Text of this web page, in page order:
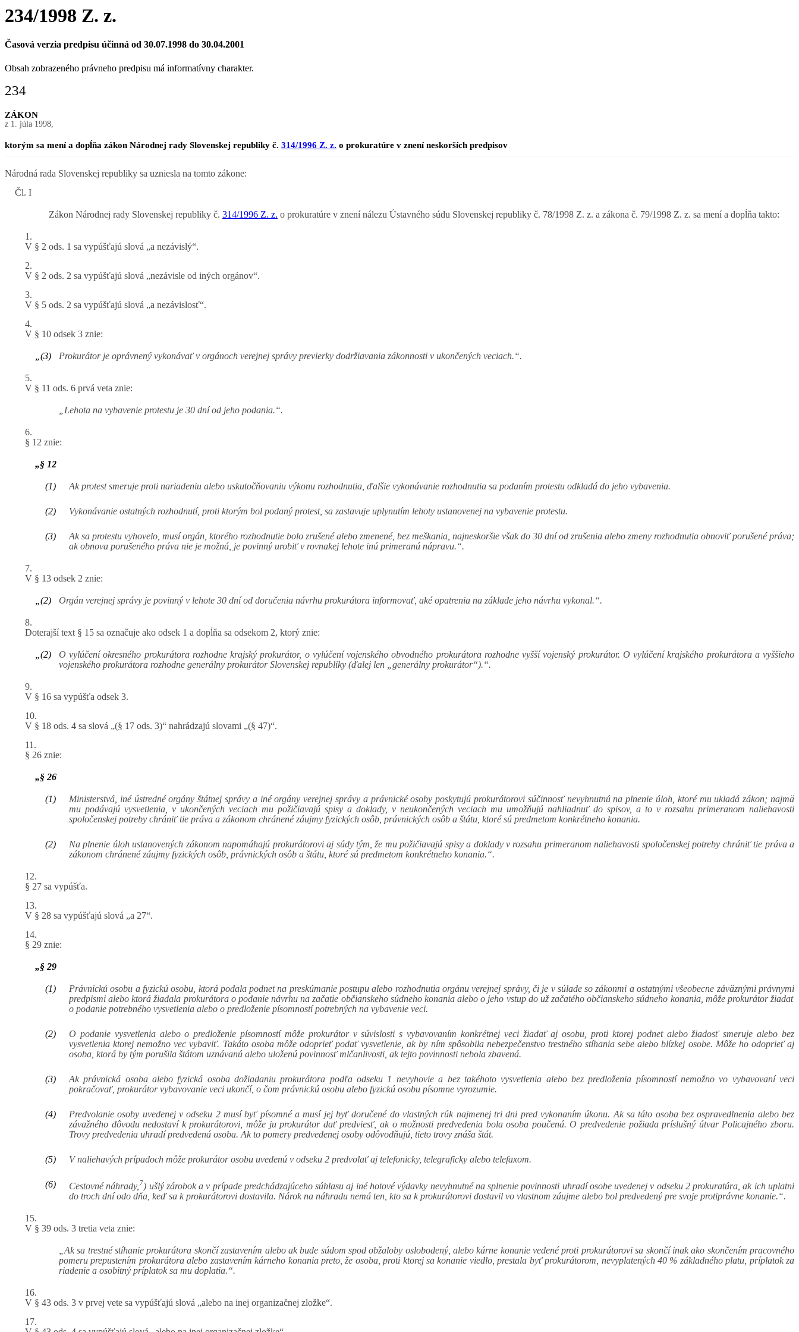
234/1998 Z. z.
Časová verzia predpisu účinná od 30.07.1998 do 30.04.2001
Obsah zobrazeného právneho predpisu má informatívny charakter.
234
ZÁKON
z 1. júla 1998,
ktorým sa mení a dopĺňa zákon Národnej rady Slovenskej republiky č. 314/1996 Z. z. o prokuratúre v znení neskorších predpisov
Národná rada Slovenskej republiky sa uzniesla na tomto zákone:
Čl. I
Zákon Národnej rady Slovenskej republiky č. 314/1996 Z. z. o prokuratúre v znení nálezu Ústavného súdu Slovenskej republiky č. 78/1998 Z. z. a zákona č. 79/1998 Z. z. sa mení a dopĺňa takto:
1.
V § 2 ods. 1 sa vypúšťajú slová „a nezávislý“.
2.
V § 2 ods. 2 sa vypúšťajú slová „nezávisle od iných orgánov“.
3.
V § 5 ods. 2 sa vypúšťajú slová „a nezávislosť“.
4.
V § 10 odsek 3 znie:
„(3) Prokurátor je oprávnený vykonávať v orgánoch verejnej správy previerky dodržiavania zákonnosti v ukončených veciach.“.
5.
V § 11 ods. 6 prvá veta znie:
„Lehota na vybavenie protestu je 30 dní od jeho podania.“.
6.
§ 12 znie:
„§ 12
(1) Ak protest smeruje proti nariadeniu alebo uskutočňovaniu výkonu rozhodnutia, ďalšie vykonávanie rozhodnutia sa podaním protestu odkladá do jeho vybavenia.
(2) Vykonávanie ostatných rozhodnutí, proti ktorým bol podaný protest, sa zastavuje uplynutím lehoty ustanovenej na vybavenie protestu.
(3)
Ak sa protestu vyhovelo, musí orgán, ktorého rozhodnutie bolo zrušené alebo zmenené, bez meškania, najneskoršie však do 30 dní od zrušenia alebo zmeny rozhodnutia obnoviť porušené práva;
ak obnova porušeného práva nie je možná, je povinný urobiť v rovnakej lehote inú primeranú nápravu.“.
7.
V § 13 odsek 2 znie:
„(2) Orgán verejnej správy je povinný v lehote 30 dní od doručenia návrhu prokurátora informovať, aké opatrenia na základe jeho návrhu vykonal.“.
8.
Doterajší text § 15 sa označuje ako odsek 1 a dopĺňa sa odsekom 2, ktorý znie:
„(2)
O vylúčení okresného prokurátora rozhodne krajský prokurátor, o vylúčení vojenského obvodného prokurátora rozhodne vyšší vojenský prokurátor. O vylúčení krajského prokurátora a vyššieho
vojenského prokurátora rozhodne generálny prokurátor Slovenskej republiky (ďalej len „generálny prokurátor“).“.
9.
V § 16 sa vypúšťa odsek 3.
10.
V § 18 ods. 4 sa slová „(§ 17 ods. 3)“ nahrádzajú slovami „(§ 47)“.
11.
§ 26 znie:
„§ 26
(1)
Ministerstvá, iné ústredné orgány štátnej správy a iné orgány verejnej správy a právnické osoby poskytujú prokurátorovi súčinnosť nevyhnutnú na plnenie úloh, ktoré mu ukladá zákon; najmä
mu podávajú vysvetlenia, v ukončených veciach mu požičiavajú spisy a doklady, v neukončených veciach mu umožňujú nahliadnuť do spisov, a to v rozsahu primeranom naliehavosti
spoločenskej potreby chrániť tie práva a zákonom chránené záujmy fyzických osôb, právnických osôb a štátu, ktoré sú predmetom konkrétneho konania.
(2)
Na plnenie úloh ustanovených zákonom napomáhajú prokurátorovi aj súdy tým, že mu požičiavajú spisy a doklady v rozsahu primeranom naliehavosti spoločenskej potreby chrániť tie práva a
zákonom chránené záujmy fyzických osôb, právnických osôb a štátu, ktoré sú predmetom konkrétneho konania.“.
12.
§ 27 sa vypúšťa.
13.
V § 28 sa vypúšťajú slová „a 27“.
14.
§ 29 znie:
„§ 29
(1)
Právnickú osobu a fyzickú osobu, ktorá podala podnet na preskúmanie postupu alebo rozhodnutia orgánu verejnej správy, či je v súlade so zákonmi a ostatnými všeobecne záväznými právnymi
predpismi alebo ktorá žiadala prokurátora o podanie návrhu na začatie občianskeho súdneho konania alebo o jeho vstup do už začatého občianskeho súdneho konania, môže prokurátor žiadať
o podanie potrebného vysvetlenia alebo o predloženie písomností potrebných na vybavenie veci.
(2)
O podanie vysvetlenia alebo o predloženie písomností môže prokurátor v súvislosti s vybavovaním konkrétnej veci žiadať aj osobu, proti ktorej podnet alebo žiadosť smeruje alebo bez
vysvetlenia ktorej nemožno vec vybaviť. Takáto osoba môže odoprieť podať vysvetlenie, ak by ním spôsobila nebezpečenstvo trestného stíhania sebe alebo blízkej osobe. Môže ho odoprieť aj
osoba, ktorá by tým porušila štátom uznávanú alebo uloženú povinnosť mlčanlivosti, ak tejto povinnosti nebola zbavená.
(3)
Ak právnická osoba alebo fyzická osoba dožiadaniu prokurátora podľa odseku 1 nevyhovie a bez takéhoto vysvetlenia alebo bez predloženia písomností nemožno vo vybavovaní veci
pokračovať, prokurátor vybavovanie veci ukončí, o čom právnickú osobu alebo fyzickú osobu písomne vyrozumie.
(4)
Predvolanie osoby uvedenej v odseku 2 musí byť písomné a musí jej byť doručené do vlastných rúk najmenej tri dni pred vykonaním úkonu. Ak sa táto osoba bez ospravedlnenia alebo bez
závažného dôvodu nedostaví k prokurátorovi, môže ju prokurátor dať predviesť, ak o možnosti predvedenia bola osoba poučená. O predvedenie požiada príslušný útvar Policajného zboru.
Trovy predvedenia uhradí predvedená osoba. Ak to pomery predvedenej osoby odôvodňujú, tieto trovy znáša štát.
(5) V naliehavých prípadoch môže prokurátor osobu uvedenú v odseku 2 predvolať aj telefonicky, telegraficky alebo telefaxom.
(6) Cestovné náhrady, 7) ušlý zárobok a v prípade predchádzajúceho súhlasu aj iné hotové výdavky nevyhnutné na splnenie povinnosti uhradí osobe uvedenej v odseku 2 prokuratúra, ak ich uplatní
do troch dní odo dňa, keď sa k prokurátorovi dostavila. Nárok na náhradu nemá ten, kto sa k prokurátorovi dostavil vo vlastnom záujme alebo bol predvedený pre svoje protiprávne konanie.“.
15.
V § 39 ods. 3 tretia veta znie:
„Ak sa trestné stíhanie prokurátora skončí zastavením alebo ak bude súdom spod obžaloby oslobodený, alebo kárne konanie vedené proti prokurátorovi sa skončí inak ako skončením pracovného
pomeru prepustením prokurátora alebo zastavením kárneho konania preto, že osoba, proti ktorej sa konanie viedlo, prestala byť prokurátorom, nevyplatených 40 % základného platu, príplatok za
riadenie a osobitný príplatok sa mu doplatia.“.
16.
V § 43 ods. 3 v prvej vete sa vypúšťajú slová „alebo na inej organizačnej zložke“.
17.